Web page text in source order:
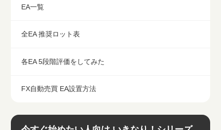
EA一覧
全EA 推奨ロット表
各EA 5段階評価をしてみた
FX自動売買 EA設置方法